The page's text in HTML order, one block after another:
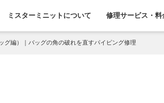
ミスターミニットについて 修理サービス・料
グ編）｜バッグの角の破れを直すパイピング修理